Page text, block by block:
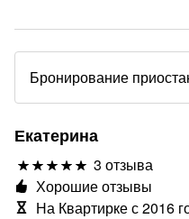
Бронирование
Екатерина
3 отзыва
Хорошие отзывы
На Квартирке с 2016